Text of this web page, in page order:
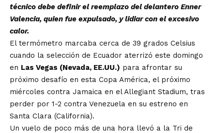
técnico debe definir el reemplazo del delantero Enner
Valencia, quien fue expulsado, y lidiar con el excesivo
calor.
El termómetro marcaba cerca de 39 grados Celsius
cuando la selección de Ecuador aterrizó este domingo
en Las Vegas (Nevada, EE.UU.) para afrontar su
próximo desafío en esta Copa América, el próximo
miércoles contra Jamaica en el Allegiant Stadium, tras
perder por 1-2 contra Venezuela en su estreno en
Santa Clara (California).
Un vuelo de poco más de una hora llevó a la Tri de